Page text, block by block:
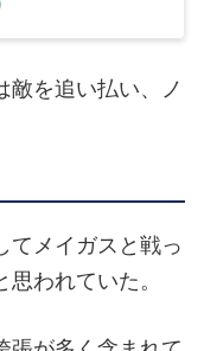
敵を追い払い、ノ
てメイガスと戦っ
われていた。